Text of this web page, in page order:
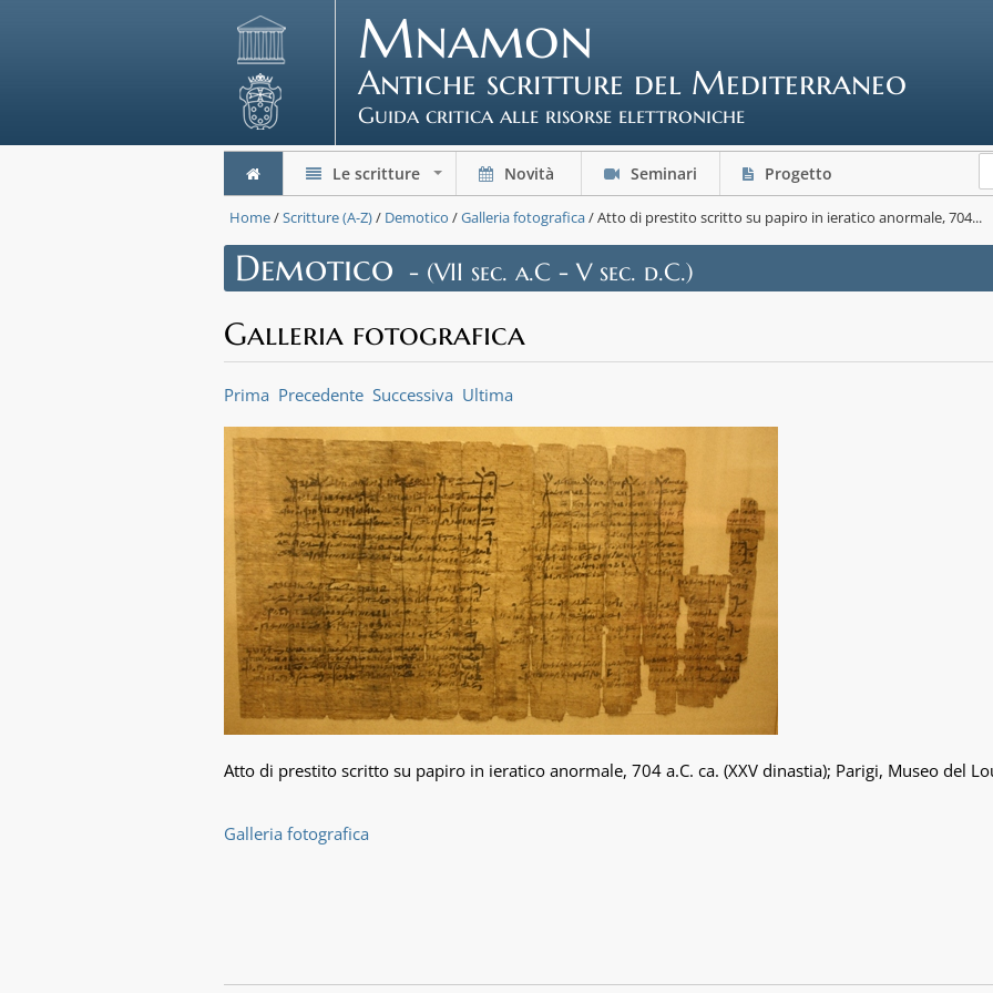
Mnamon
Antiche scritture del Mediterraneo
Guida critica alle risorse elettroniche
Le scritture Novità Seminari Progetto
Home/Scritture (A-Z)/ Demotico /Galleria fotografica/ Atto di prestito scritto su papiro in ieratico anormale, 704...
Demotico - (VII sec. a.C - V sec. d.C.)
Galleria fotografica
Prima Precedente Successiva Ultima
Atto di prestito scritto su papiro in ieratico anormale, 704 a.C. ca. (XXV dinastia); Parigi, Museo del
Galleria fotografica